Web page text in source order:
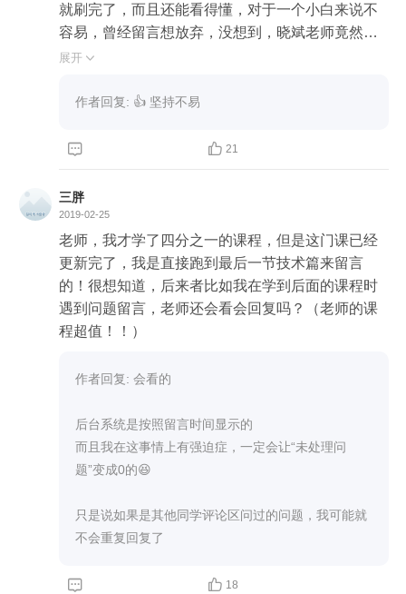
就刷完了，而且还能看得懂，对于一个小白来说不
容易，曾经留言想放弃，没想到，晓斌老师竟然留
言回我叫我加油，当时老脸一红，硬着头皮，再刷
样，有时候看了评论，感觉大神太多了，真的，路
以后面试MySQL的问题我都不会怎么害怕了，遇到
细水才能长流。始终养得根深，枝繁叶茂。
展开 
作者回复: 👍 坚持不易
  21
三胖
2019-02-25
老师，我才学了四分之一的课程，但是这门课已经
更新完了，我是直接跑到最后一节技术篇来留言
的！很想知道，后来者比如我在学到后面的课程时
遇到问题留言，老师还会看会回复吗？（老师的课
程超值！！）
作者回复: 会看的
后台系统是按照留言时间显示的
而且我在这事情上有强迫症，一定会让“未处理问
题”变成0的😆
只是说如果是其他同学评论区问过的问题，我可能就
不会重复回复了
  18